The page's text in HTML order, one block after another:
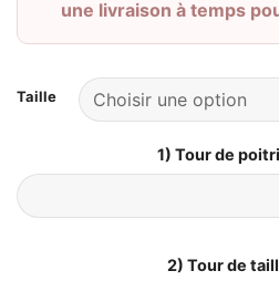
une livraison à temps
Taille
1) Tour de
2) Tour de